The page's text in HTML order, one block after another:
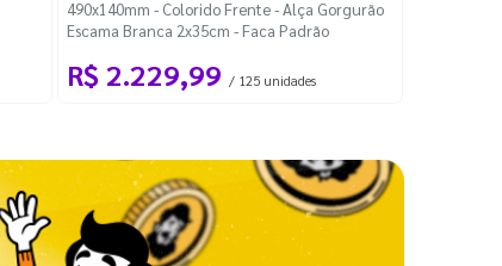
490x140mm - Colorido Frente - Alça Gorgurão
Escama Branca 2x35cm - Faca Padrão
R$ 2.229,99 / 125 unidades